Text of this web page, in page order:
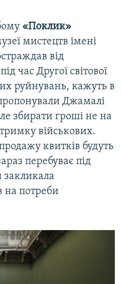
«Поклик»
мистецтв імені
від
час Другої світової
руйнувань, кажуть в
Джамалі
збирати гроші не на
військових.
квитків будуть
перебуває під
на потреби